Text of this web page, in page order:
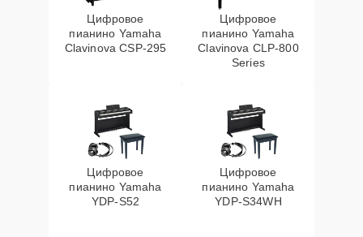
Цифровое
пианино Yamaha
Clavinova CSP-295
Цифровое
пианино Yamaha
Clavinova CLP-800
Series
Цифровое
пианино Yamaha
YDP-S52
Цифровое
пианино Yamaha
YDP-S34WH